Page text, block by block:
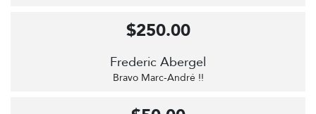
Frederic Abergel
Bravo Marc-André !!
$250.00